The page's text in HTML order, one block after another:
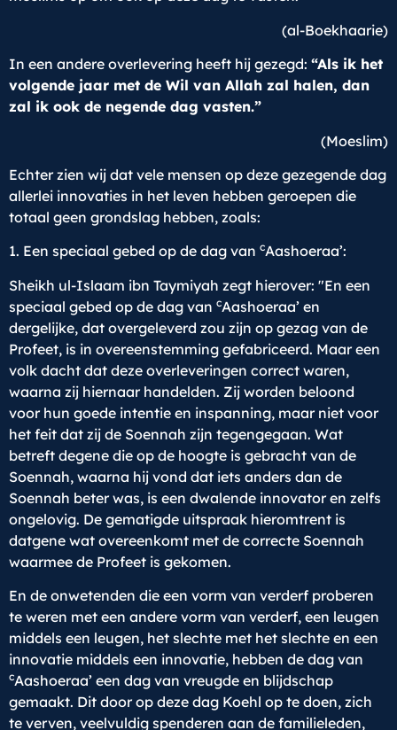
(al-Boekhaarie)
In een andere overlevering heeft hij gezegd: “Als ik het
volgende jaar met de Wil van Allah zal halen, dan
zal ik ook de negende dag vasten.”
(Moeslim)
Echter zien wij dat vele mensen op deze gezegende dag
allerlei innovaties in het leven hebben geroepen die
totaal geen grondslag hebben, zoals:
1. Een speciaal gebed op de dag van cAashoeraa’:
Sheikh ul-Islaam ibn Taymiyah zegt hierover: "En een
speciaal gebed op de dag van cAashoeraa’ en
dergelijke, dat overgeleverd zou zijn op gezag van de
Profeet, is in overeenstemming gefabriceerd. Maar een
volk dacht dat deze overleveringen correct waren,
waarna zij hiernaar handelden. Zij worden beloond
voor hun goede intentie en inspanning, maar niet voor
het feit dat zij de Soennah zijn tegengegaan. Wat
betreft degene die op de hoogte is gebracht van de
Soennah, waarna hij vond dat iets anders dan de
Soennah beter was, is een dwalende innovator en zelfs
ongelovig. De gematigde uitspraak hieromtrent is
datgene wat overeenkomt met de correcte Soennah
waarmee de Profeet is gekomen.
En de onwetenden die een vorm van verderf proberen
te weren met een andere vorm van verderf, een leugen
middels een leugen, het slechte met het slechte en een
innovatie middels een innovatie, hebben de dag van
cAashoeraa’ een dag van vreugde en blijdschap
gemaakt. Dit door op deze dag Koehl op te doen, zich
te verven, veelvuldig spenderen aan de familieleden,